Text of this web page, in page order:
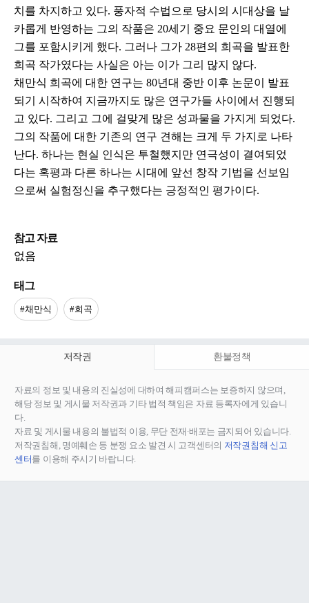
치를 차지하고 있다. 풍자적 수법으로 당시의 시대상을 날
카롭게 반영하는 그의 작품은 20세기 중요 문인의 대열에
그를 포함시키게 했다. 그러나 그가 28편의 희곡을 발표한
희곡 작가였다는 사실은 아는 이가 그리 많지 않다.
채만식 희곡에 대한 연구는 80년대 중반 이후 논문이 발표
되기 시작하여 지금까지도 많은 연구가들 사이에서 진행되
고 있다. 그리고 그에 걸맞게 많은 성과물을 가지게 되었다.
그의 작품에 대한 기존의 연구 견해는 크게 두 가지로 나타
난다. 하나는 현실 인식은 투철했지만 연극성이 결여되었
다는 혹평과 다른 하나는 시대에 앞선 창작 기법을 선보임
으로써 실험정신을 추구했다는 긍정적인 평가이다.
참고 자료
없음
태그
#채만식 #희곡
저작권 환불정책
자료의 정보 및 내용의 진실성에 대하여 해피캠퍼스는 보증하지 않으며,
해당 정보 및 게시물 저작권과 기타 법적 책임은 자료 등록자에게 있습니
다.
자료 및 게시물 내용의 불법적 이용, 무단 전재∙배포는 금지되어 있습니다.
저작권침해, 명예훼손 등 분쟁 요소 발견 시 고객센터의 저작권침해 신고
센터를 이용해 주시기 바랍니다.